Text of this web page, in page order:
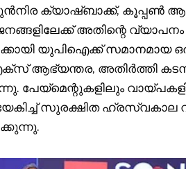
ക്യാഷ്ബാക്ക്, കൂപ്പൺ
അതിന്റെ
യുപിഐക്ക് സമാനമായ ഒരു
ആഭ്യന്തര, അതിർത്തി
പേയ്‌മെന്റുകളിലും
സുരക്ഷിത ഹ്രസ്വകാല